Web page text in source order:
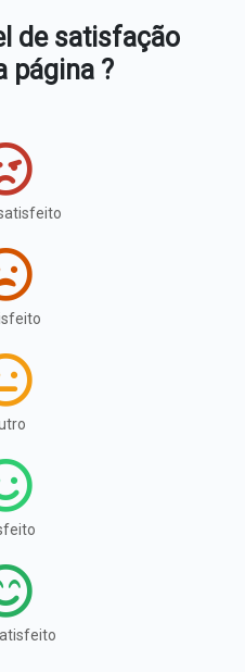
de satisfação
página ?